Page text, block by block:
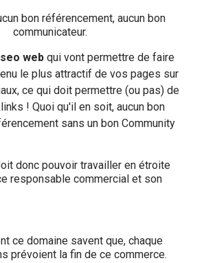
bon référencement, aucun bon
communicateur.
webqui vont permettre de faire
le plus attractif de vos pages sur
ce qui doit permettre (ou pas) de
! Quoi qu'il en soit, aucun bon
sans un bon Community
donc pouvoir travailler en étroite
responsable commercial et son
ce domaine savent que, chaque
prévoient la fin de ce commerce.